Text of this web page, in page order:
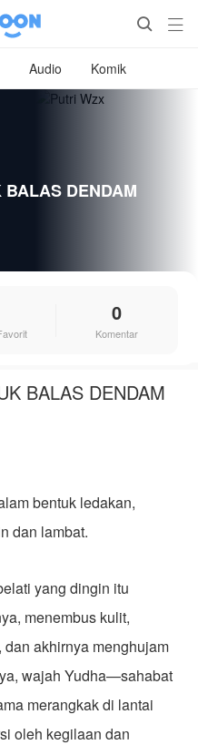
 
Audio Komik
DENDAM
0
Komentar
BALAS DENDAM
bentuk ledakan,
dan lambat.
yang dingin itu
menembus kulit,
akhirnya menghujam
wajah Yudha—sahabat
merangkak di lantai
oleh kegilaan dan